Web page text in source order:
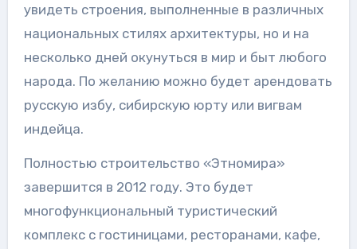
увидеть строения, выполненные в различных
национальных стилях архитектуры, но и на
несколько дней окунуться в мир и быт любого
народа. По желанию можно будет арендовать
русскую избу, сибирскую юрту или вигвам
индейца.
Полностью строительство «Этномира»
завершится в 2012 году. Это будет
многофункциональный туристический
комплекс с гостиницами, ресторанами, кафе,